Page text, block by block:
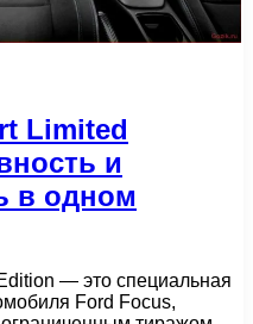
Limited
и
в одном
— это специальная
Ford Focus,